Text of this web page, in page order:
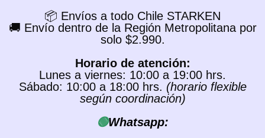
📦 Envíos a todo Chile STARKEN
🚚 Envío dentro de la Región Metropolitana por
solo $2.990.
Horario de atención:
Lunes a viernes: 10:00 a 19:00 hrs.
Sábado: 10:00 a 18:00 hrs. (horario flexible
según coordinación)
🟢Whatsapp: